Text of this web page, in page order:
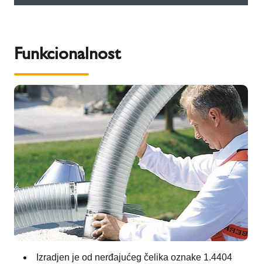
Funkcionalnost
Izradjen je od nerđajućeg čelika oznake 1.4404